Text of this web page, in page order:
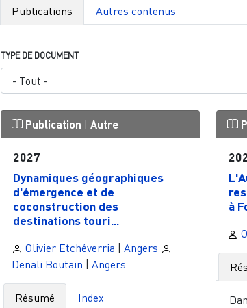
Publications Autres contenus
TYPE DE DOCUMENT
Publication |Autre
2027
Dynamiques géographiques
d'émergence et de
coconstruction des
destinations touri...
Olivier Etchéverria |Angers
Denali Boutain |Angers
Résumé Index
à